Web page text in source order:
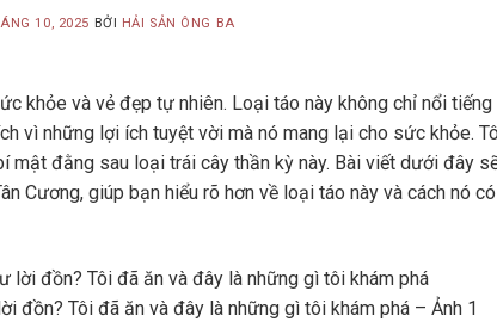
10, 2025 BỞI HẢI SẢN ÔNG BA
khỏe và vẻ đẹp tự nhiên. Loại táo này không chỉ nổi
vì những lợi ích tuyệt vời mà nó mang lại cho sức khỏe.
mật đằng sau loại trái cây thần kỳ này. Bài viết dưới đây
Cương, giúp bạn hiểu rõ hơn về loại táo này và cách nó
đồn? Tôi đã ăn và đây là những gì tôi khám phá – Ảnh 1